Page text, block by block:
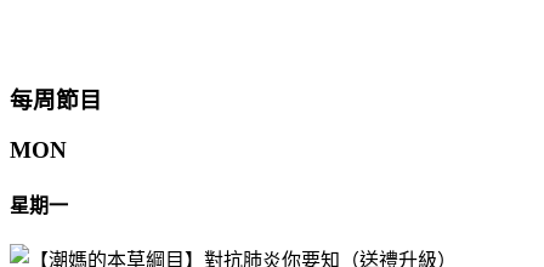
每周節目
MON
星期一